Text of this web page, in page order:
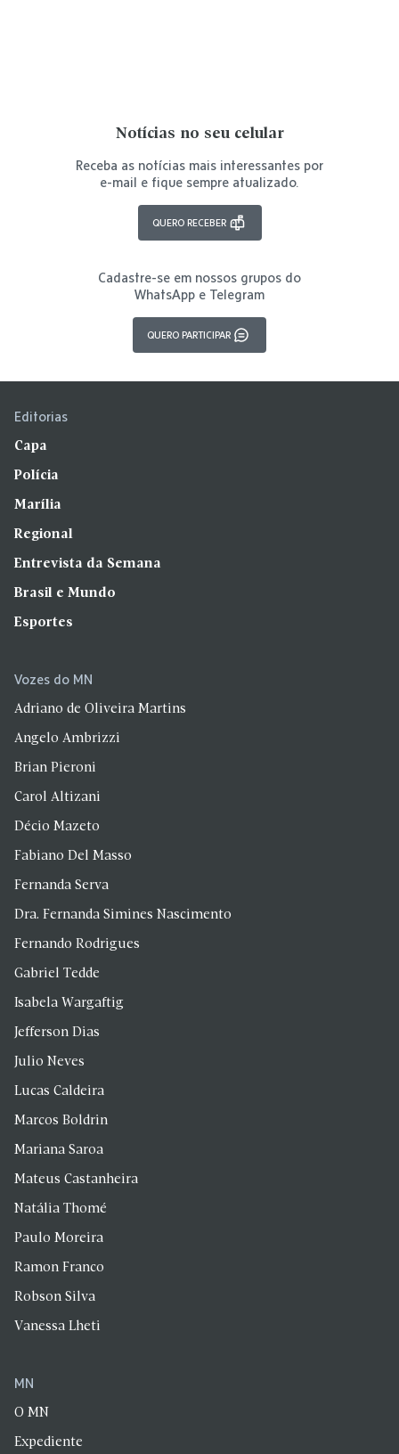
Notícias no seu celular
Receba as notícias mais interessantes por
e-mail e fique sempre atualizado.
QUERO RECEBER
Cadastre-se em nossos grupos do
WhatsApp e Telegram
QUERO PARTICIPAR
Editorias
Capa
Polícia
Marília
Regional
Entrevista da Semana
Brasil e Mundo
Esportes
Vozes do MN
Adriano de Oliveira Martins
Angelo Ambrizzi
Brian Pieroni
Carol Altizani
Décio Mazeto
Fabiano Del Masso
Fernanda Serva
Dra. Fernanda Simines Nascimento
Fernando Rodrigues
Gabriel Tedde
Isabela Wargaftig
Jefferson Dias
Julio Neves
Lucas Caldeira
Marcos Boldrin
Mariana Saroa
Mateus Castanheira
Natália Thomé
Paulo Moreira
Ramon Franco
Robson Silva
Vanessa Lheti
MN
O MN
Expediente